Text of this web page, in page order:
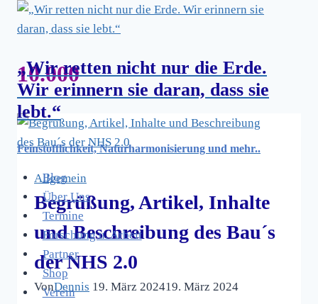
Zum
Inhalt
„Wir retten nicht nur die Erde.
Wir erinnern sie daran, dass sie
lebt.“
Feinstofflichkeit, Naturharmonisierung und mehr..
Blog
Über Uns
Termine
Forschung u. Arbeit
Partner
Shop
Verein
10.000
Allgemein
Begrüßung, Artikel, Inhalte
und Beschreibung des Bau´s
der NHS 2.0
VonDennis 19. März 202419. März 2024